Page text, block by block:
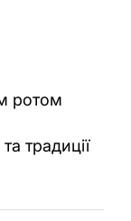
ротом
традиції